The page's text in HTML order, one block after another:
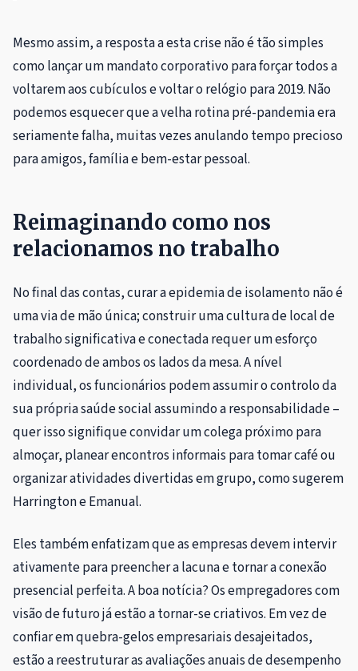
Mesmo assim, a resposta a esta crise não é tão simples
como lançar um mandato corporativo para forçar todos a
voltarem aos cubículos e voltar o relógio para 2019. Não
podemos esquecer que a velha rotina pré-pandemia era
seriamente falha, muitas vezes anulando tempo precioso
para amigos, família e bem-estar pessoal.
Reimaginando como nos
relacionamos no trabalho
No final das contas, curar a epidemia de isolamento não é
uma via de mão única; construir uma cultura de local de
trabalho significativa e conectada requer um esforço
coordenado de ambos os lados da mesa. A nível
individual, os funcionários podem assumir o controlo da
sua própria saúde social assumindo a responsabilidade –
quer isso signifique convidar um colega próximo para
almoçar, planear encontros informais para tomar café ou
organizar atividades divertidas em grupo, como sugerem
Harrington e Emanual.
Eles também enfatizam que as empresas devem intervir
ativamente para preencher a lacuna e tornar a conexão
presencial perfeita. A boa notícia? Os empregadores com
visão de futuro já estão a tornar-se criativos. Em vez de
confiar em quebra-gelos empresariais desajeitados,
estão a reestruturar as avaliações anuais de desempenho